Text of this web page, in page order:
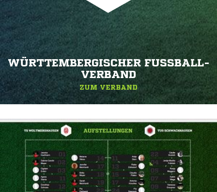
WÜRTTEMBERGISCHER FUSSBALL-V
ERBAND
ZUM VERBAND